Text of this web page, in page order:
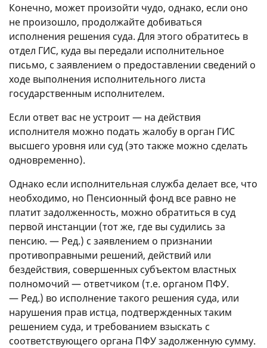
Конечно, может произойти чудо, однако, если оно
не произошло, продолжайте добиваться
исполнения решения суда. Для этого обратитесь в
отдел ГИС, куда вы передали исполнительное
письмо, с заявлением о предоставлении сведений о
ходе выполнения исполнительного листа
государственным исполнителем.
Если ответ вас не устроит — на действия
исполнителя можно подать жалобу в орган ГИС
высшего уровня или суд (это также можно сделать
одновременно).
Однако если исполнительная служба делает все, что
необходимо, но Пенсионный фонд все равно не
платит задолженность, можно обратиться в суд
первой инстанции (тот же, где вы судились за
пенсию. — Ред.) с заявлением о признании
противоправными решений, действий или
бездействия, совершенных субъектом властных
полномочий — ответчиком (т.е. органом ПФУ.
— Ред.) во исполнение такого решения суда, или
нарушения прав истца, подтвержденных таким
решением суда, и требованием взыскать с
соответствующего органа ПФУ задолженную сумму.